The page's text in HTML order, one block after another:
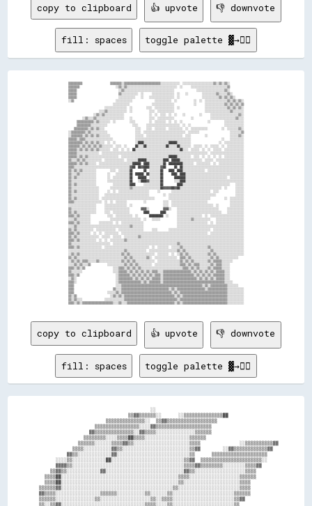
copy to clipboard 👍 upvote 👎 downvote
fill: spaces toggle palette ▓→✊🏽
▒▒▒▒▒▒▒▒▒▒                    ▒▒▒▒▒▒▒▒░░▒▒▒▒▒▒▒▒▒▒▒▒▒▒▒▒▒▒▒▒▒▒▒▒▒▒░░░░░░░░░░░░░░  ░░░░░░░░░░░░░░░░░░░░░░▒▒░░▒▒░░▒▒░░
▒▒▒▒▒▒▒▒                          ░░▒▒░░▒▒░░░░░░░░░░░░░░░░░░░░░░░░░░░░░░░░░░░░  ░░      ░░░░░░░░░░░░░░░░░░░░░░░░░░▒▒
▒▒▒▒▒▒                              ░░▒▒░░░░░░░░░░░░░░░░░░░░░░░░░░░░░░░░░░░░                ░░░░░░░░░░░░░░░░░░░░▒▒░░
▒▒▒▒▒▒                              ▒▒░░░░░░░░░░░░  ░░      ░░░░░░░░░░░░░░░░  ░░    ░░          ░░░░░░░░░░▒▒░░░░░░▒▒░░
▒▒▒▒▒▒                              ░░░░░░░░░░░░    ░░    ░░░░░░░░░░░░░░░░░░  ░░                ░░░░░░░░░░░░▒▒░░▒▒░░▒▒░░
░░▒▒                              ░░░░░░░░░░░░                ░░░░░░░░░░░░  ░░            ░░  ░░  ░░░░░░░░░░░░░░░░▒▒░░▒▒░░▒▒░░
                                ░░░░░░░░░░░░                ░░░░░░░░░░░░░░░░              ░░      ░░░░░░░░░░░░░░▒▒░░▒▒░░▒▒░░▒▒
                          ░░░░░░░░░░░░░░░░  ░░          ░░░░  ░░░░░░░░░░░░░░  ░░                  ░░░░░░░░░░░░░░░░▒▒░░▒▒░░▒▒░░
                      ░░░░▒▒░░░░░░░░░░░░░░  ░░            ░░░░  ░░░░░░░░░░░░                      ░░░░░░░░░░░░░░░░░░▒▒░░░░░░░░
                  ░░▒▒░░▒▒░░░░░░░░░░░░░░                  ░░  ░░  ░░░░  ░░  ░░    ░░          ░░      ░░░░░░░░░░░░░░░░░░░░▒▒░░
          ░░▒▒░░░░▒▒░░░░░░░░░░░░░░░░░░░░    ░░            ░░░░  ░░░░░░░░░░░░            ░░            ░░░░░░░░░░░░░░░░░░▒▒░░░░
      ▒▒▒▒▒▒▒▒▒▒▒▒░░▒▒░░░░░░░░  ░░          ░░░░          ░░  ░░░░░░░░  ░░  ░░  ░░                  ░░          ░░░░░░░░░░░░░░
      ▒▒▒▒▒▒▒▒▒▒░░░░░░░░░░░░                  ░░░░      ░░░░░░░░░░░░░░░░░░░░░░░░  ░░  ░░                        ░░░░░░░░░░░░░░
    ▒▒▒▒▒▒▒▒▒▒░░▒▒░░▒▒░░░░                      ░░░░    ░░░░  ░░░░░░░░  ░░░░░░░░░░  ░░  ░░░░░░░░░░░░          ░░  ░░░░░░░░▒▒░░
░░▒▒▒▒▒▒▒▒▒▒░░▒▒░░░░░░░░░░░░                    ░░░░  ░░░░░░░░░░░░░░░░░░░░░░░░░░░░░░  ░░░░░░░░                      ░░░░░░░░▒▒
░░▒▒▒▒▒▒▒▒░░▒▒░░▒▒░░▒▒░░░░░░░░                  ░░░░░░  ░░░░░░░░░░░░░░░░░░░░░░░░░░  ░░░░          ░░                ░░░░░░▒▒░░
▒▒▒▒▒▒░░▒▒▒▒░░░░░░░░░░░░░░░░░░░░                ░░░░░░░░░░░░░░░░░░░░░░░░░░░░░░░░░░░░░░░░                      ░░    ░░░░░░░░░░
▒▒▒▒▒▒▒▒▒▒░░▒▒░░▒▒░░▒▒░░░░  ░░  ░░              ░░████░░░░░░░░░░░░░░░░░░██████░░░░░░░░░░                    ░░  ░░░░░░░░░░░░░░
▒▒▒▒▒▒▒▒░░▒▒░░▒▒░░▒▒░░▒▒░░░░░░░░  ░░░░  ░░      ██░░░░██░░░░░░░░░░░░░░██░░░░░░██░░░░░░░░  ░░░░░░  ░░  ░░░░░░  ░░  ░░░░░░░░░░░░
▒▒▒▒▒▒░░▒▒░░▒▒░░▒▒░░▒▒░░░░░░░░  ░░░░  ░░  ░░  ██░░░░░░░░░░░░░░░░░░░░░░░░░░░░░░░░██░░░░  ░░░░░░  ░░  ░░  ░░░░░░  ░░░░░░░░░░░░░░
▒▒▒▒▒▒░░░░░░░░░░░░░░░░  ░░░░░░░░░░░░░░░░░░░░░░░░░░░░░░░░░░░░░░░░░░░░░░░░░░░░░░░░░░░░░░░░░░░░░░░░░░░░  ░░░░░░░░░░░░░░░░░░░░░░░░
▒▒▒▒▒▒░░▒▒░░▒▒░░░░░░░░░░░░░░░░░░░░░░  ░░░░░░░░░░░░░░░░░░░░░░░░░░░░░░░░░░██████░░░░░░░░░░  ░░░░  ░░  ░░  ░░  ░░  ░░░░░░░░░░░░░░
▒▒░░░░▒▒░░▒▒░░░░░░░░░░░░  ░░░░░░░░░░░░░░  ░░░░░░░░██████░░░░░░░░░░░░████  ██████░░░░░░░░░░░░░░░░  ░░░░░░  ░░░░░░░░░░░░░░░░░░░░
▒▒▒▒▒▒░░▒▒░░▒▒░░░░░░  ░░░░░░░░░░░░░░░░░░░░░░░░██████  ████░░░░░░░░░░██  ██████████░░░░░░░░  ░░░░░░░░░░  ░░  ░░░░░░░░░░░░░░░░░░
▒▒▒▒░░░░░░░░░░░░░░░░░░░░░░░░░░░░░░░░░░░░░░░░▓▓██  ██▓▓████░░░░░░░░▓▓██      ██  ██░░░░░░░░░░░░░░░░░░░░░░░░░░░░░░░░░░░░░░░░░░░░
▒▒░░▒▒░░▒▒░░░░░░░░░░          ░░░░  ░░░░░░░░██        ██  ░░░░░░░░██    ████  ████░░░░░░░░░░░░░░░░  ░░░░░░░░░░░░░░░░░░░░░░░░░░
▒▒░░░░▒▒░░░░░░░░░░░░        ░░    ░░░░░░░░░░██  ██████  ██░░░░░░░░██      ████  ████░░░░░░░░░░░░░░░░░░░░░░░░░░░░░░░░░░░░░░░░░░
▒▒░░▒▒░░░░░░░░░░░░░░        ░░  ░░░░░░░░░░░░██    ██████  ░░░░░░░░██        ████████░░░░░░░░░░░░░░░░░░░░░░░░░░░░░░  ░░░░░░░░░░
▒▒░░░░░░░░░░░░░░░░░░        ░░░░░░░░░░░░░░░░██    ░░████▓▓░░░░░░░░██        ░░░░████░░░░░░░░░░░░░░░░░░░░░░░░░░░░░░░░░░░░░░░░░░
▒▒░░▒▒░░░░░░░░░░░░░░            ░░░░░░░░░░░░████      ░░░░░░░░░░░░██          ████░░░░░░░░░░░░░░░░░░░░░░░░░░░░░░░░░░    ░░░░░░
▒▒░░░░░░░░░░░░░░░░░░░░        ░░░░░░░░░░░░░░▒▒░░░░░░░░░░░░░░░░░░░░██▓▓▓▓▓▓██▓▓██░░░░░░░░░░░░░░░░░░░░░░░░░░░░░░  ░░      ░░░░░░
▒▒░░▒▒░░░░░░░░░░░░░░░░      ░░  ░░  ░░░░░░░░░░░░░░░░░░░░░░      ░░        ░░░░░░░░░░░░░░░░░░░░░░░░░░░░  ░░░░            ░░░░░░
▒▒░░░░░░░░░░░░░░░░░░░░    ░░░░░░░░░░░░░░░░░░░░░░░░░░░░░░░░          ░░  ░░░░░░░░░░░░░░░░░░░░░░░░░░░░░░░░░░              ░░░░░░
▒▒░░▒▒░░░░░░░░░░░░░░░░  ░░░░░░░░░░░░░░░░░░░░░░░░░░░░░░░░░░░░░░          ░░░░░░░░░░░░░░░░░░░░░░░░░░░░░░          ░░  ░░░░░░░░░░
▒▒▒▒░░░░░░░░░░░░░░░░░░░░  ░░  ░░  ░░░░░░░░            ░░            ░░░░  ░░░░░░░░░░░░░░░░░░░░░░░░░░                ░░░░░░░░░░
▒▒░░░░░░░░░░░░░░░░░░      ░░░░░░░░░░░░░░░░░░        ▓▓▓▓░░          ▓▓▓▓░░    ░░░░░░░░░░░░░░░░░░░░░░░░░░░░░░      ░░░░░░░░░░░░
▒▒░░▒▒░░░░░░░░░░░░░░      ░░░░  ░░░░░░░░░░░░          ████        ████        ░░░░░░░░░░░░░░░░░░░░░░░░░░░░░░░░    ░░░░░░░░░░░░
▒▒▒▒░░▒▒░░░░░░░░            ░░░░  ░░░░░░░░░░░░  ░░        ██████████  ░░      ░░░░░░░░░░░░░░░░░░  ░░  ░░░░░░░░░░░░░░░░░░░░░░░░
░░░░▒▒░░░░░░░░░░              ░░░░░░░░░░░░░░░░░░░░░░  ░░    ░░░░░░            ░░░░░░░░░░▒▒░░░░░░░░░░░░    ░░░░░░░░░░░░░░░░░░░░
▒▒▒▒░░▒▒░░░░░░░░      ░░░░░░░░░░  ░░  ░░░░░░░░░░░░░░░░                        ░░░░░░░░░░░░░░░░░░░░░░  ░░  ░░░░░░░░░░░░░░░░░░░░
░░░░▒▒░░░░░░░░░░░░░░░░░░░░░░░░░░░░░░░░░░░░░░▒▒░░░░░░░░                        ░░░░░░░░░░░░░░░░░░░░░░░░░░░░░░░░░░░░░░░░░░░░░░░░
▒▒░░▒▒░░░░░░░░░░░░  ░░░░░░░░░░░░░░  ░░░░░░░░░░░░░░░░░░      ░░░░        ░░░░░░░░░░░░░░░░░░░░░░░░░░░░░░  ░░░░░░░░░░░░░░░░░░░░░░
▒▒▒▒░░▒▒░░░░░░░░  ░░  ░░  ░░░░░░░░░░  ░░░░░░░░░░░░░░░░░░░░░░░░░░░░░░░░░░░░░░░░░░░░░░░░░░░░░░░░░░░░░░  ░░░░░░░░░░░░░░░░░░░░░░░░
▒▒░░▒▒░░░░░░░░░░░░░░░░  ░░░░░░  ░░░░░░  ░░░░░░░░░░▒▒░░░░░░░░░░░░░░░░░░░░░░░░░░░░░░░░░░░░░░░░░░░░░░░░░░░░░░░░░░░░░░░░░░░░░░░░░░
▒▒▒▒░░▒▒░░░░░░░░░░░░  ░░  ░░  ░░░░░░░░░░▒▒░░░░░░░░░░░░░░░░░░░░░░░░░░░░░░░░░░░░░░░░░░░░░░░░░░░░░░░░░░░░░░░░░░░░░░░░░░░░░░░░░░░░
▒▒░░░░░░░░░░░░░░░░░░░░░░░░░░░░  ░░░░░░░░░░░░░░░░░░░░░░░░░░░░░░░░░░░░░░░░░░░░░░▒▒░░░░░░░░░░░░░░░░░░░░░░░░░░░░░░░░░░░░░░░░░░░░░░
▒▒▒▒░░▒▒░░░░░░░░░░░░░░░░  ░░░░░░░░░░░░░░░░░░░░░░░░░░░░░░░░  ░░  ░░░░░░░░  ░░░░░░▒▒░░░░░░░░░░░░░░░░░░▒▒░░░░░░░░░░░░░░░░░░░░░░░░
░░░░░░░░░░░░░░░░░░░░░░░░░░░░░░░░░░░░░░░░▒▒░░░░░░░░░░░░░░  ░░░░░░░░░░░░░░░░░░░░▒▒░░▒▒░░░░░░░░░░░░░░░░░░▒▒░░░░░░░░░░░░░░░░░░░░░░
░░▒▒░░▒▒░░░░░░░░░░░░░░░░░░░░░░░░░░░░░░▒▒░░▒▒░░░░░░░░░░░░░░░░░░  ░░░░░░░░  ░░  ░░▒▒░░▒▒░░░░░░░░░░░░░░▒▒░░▒▒░░░░░░░░░░░░░░░░░░░░
▒▒░░▒▒░░░░░░░░░░░░░░░░░░░░░░░░░░░░░░░░░░▒▒░░▒▒░░░░░░░░░░▒▒░░  ░░░░░░░░░░░░░░░░  ▒▒▒▒░░▒▒░░░░░░░░░░░░░░▒▒░░▒▒░░░░░░░░░░░░░░
░░▒▒░░▒▒░░▒▒▒▒░░░░░░▒▒░░░░░░░░░░░░░░░░▒▒░░▒▒░░▒▒░░░░░░░░░░░░░░  ░░░░░░░░░░░░░░░░▒▒░░▒▒░░▒▒░░░░░░░░░░▒▒░░▒▒▒▒▒▒░░░░░░░░
░░░░▒▒░░▒▒░░░░▒▒            ░░░░░░░░░░░░▒▒░░▒▒░░▒▒░░░░░░░░░░  ░░░░░░░░░░░░░░░░░░▒▒▒▒░░▒▒░░▒▒▒▒░░░░░░░░▒▒░░▒▒▒▒░░░░░░
▒▒▒▒░░▒▒░░▒▒                    ░░░░▒▒▒▒░░▒▒░░▒▒░░▒▒░░░░░░░░░░░░░░░░░░░░░░░░░░░░░░▒▒▒▒░░▒▒░░▒▒░░░░░░▒▒░░▒▒▒▒▒▒░░░░░░
▒▒░░░░░░░░                      ░░░░▒▒▒▒▒▒░░▒▒░░▒▒░░▒▒░░▒▒░░▒▒▒▒░░░░▒▒▒▒▒▒▒▒▒▒▒▒▒▒▒▒▒▒▒▒░░▒▒░░▒▒░░▒▒░░▒▒░░▒▒▒▒▒▒░░░░
▒▒▒▒░░▒▒                          ░░▒▒▒▒▒▒▒▒░░▒▒░░▒▒░░▒▒░░▒▒░░▒▒▒▒░░▒▒▒▒▒▒▒▒▒▒▒▒▒▒▒▒▒▒▒▒▒▒░░▒▒░░▒▒░░▒▒░░▒▒▒▒▒▒▒▒░░░░
░░▒▒░░                            ░░▒▒▒▒▒▒▒▒▒▒░░▒▒░░▒▒░░▒▒░░▒▒▒▒▒▒░░▒▒▒▒▒▒▒▒▒▒▒▒▒▒▒▒▒▒▒▒▒▒▒▒░░▒▒░░▒▒░░▒▒░░▒▒▒▒▒▒░░░░
▒▒▒▒░░                            ░░▒▒▒▒▒▒▒▒▒▒▒▒▒▒▒▒░░▒▒░░▒▒▒▒▒▒▒▒░░▒▒▒▒▒▒▒▒▒▒▒▒▒▒▒▒▒▒▒▒▒▒▒▒▒▒▒▒▒▒▒▒▒▒▒▒▒▒▒▒▒▒▒▒░░░░░░
▒▒▒▒                              ░░░░▒▒▒▒▒▒▒▒▒▒▒▒▒▒▒▒▒▒▒▒▒▒▒▒▒▒▒▒▒▒▒▒▒▒▒▒▒▒▒▒▒▒▒▒▒▒▒▒▒▒▒▒▒▒▒▒▒▒░░▒▒░░▒▒▒▒▒▒▒▒▒▒▒▒░░░░░░░░
▒▒▒▒                            ▒▒░░░░▒▒▒▒▒▒▒▒▒▒▒▒▒▒▒▒▒▒▒▒▒▒▒▒▒▒▒▒▒▒▒▒▒▒░░▒▒░░▒▒▒▒▒▒▒▒▒▒▒▒▒▒▒▒▒▒▒▒░░▒▒▒▒▒▒▒▒▒▒▒▒▒▒░░░░░░░░░░░░
▒▒▒▒                        ░░░░░░▒▒░░▒▒▒▒▒▒▒▒▒▒▒▒▒▒▒▒▒▒▒▒▒▒▒▒▒▒▒▒▒▒▒▒▒▒▒▒░░▒▒░░▒▒▒▒▒▒▒▒▒▒▒▒▒▒▒▒▒▒▒▒▒▒▒▒▒▒▒▒▒▒▒▒▒▒░░░░░░░░░░░░
▒▒░░▒▒                        ░░▒▒░░▒▒░░▒▒▒▒▒▒▒▒▒▒▒▒▒▒▒▒▒▒▒▒▒▒▒▒▒▒▒▒▒▒▒▒▒▒▒▒░░▒▒░░▒▒▒▒▒▒▒▒▒▒▒▒▒▒▒▒▒▒▒▒▒▒▒▒▒▒▒▒▒▒▒▒░░░░░░░░░░░░
▒▒░░▒▒░░░░                ░░░░░░░░░░░░░░▒▒▒▒▒▒▒▒▒▒▒▒▒▒▒▒▒▒▒▒▒▒▒▒▒▒▒▒▒▒▒▒▒▒▒▒▒▒░░▒▒▒▒▒▒▒▒▒▒▒▒▒▒▒▒▒▒▒▒▒▒▒▒▒▒▒▒▒▒▒▒▒▒░░░░░░░░░░░░
copy to clipboard 👍 upvote 👎 downvote
fill: spaces toggle palette ▓→✊🏽
                                          ░░
                                  ▒▒▓▓▒▒▒▒▒▒░░      ░░▒▒▒▒▒▒▒▒▒▒▒▒▒▒██
                          ▒▒▒▒▒▒▒▒▒▒▒▒▒▒░░  ▒▒▓▓▒▒▒▒▒▒▒▒▒▒▒▒▒▒▒▒▒▒
                      ▒▒▒▒▒▒▒▒▒▒▒▒▒▒▒▒░░░░▓▓▒▒▒▒▒▒▒▒▒▒▒▒▒▒▒▒▒▒▒▒
                    ▓▓▒▒▒▒▒▒▒▒▒▒▒▒▒▒░░▓▓▒▒▒▒░░░░░░░░░░░░░░▒▒▒▒▒▒
                  ▒▒▒▒▒▒▒▒░░░░▒▒▒▒██▒▒▒▒░░░░░░░░░░░░░░░░▒▒▒▒▒▒
                ▒▒▒▒▒▒░░░░░░▒▒▒▒▓▓▒▒░░░░░░░░░░░░░░░░░░░░▒▒▒▒              ░░▒▒▒▒▒▒▒▒▒▒▓▓
              ▒▒▒▒░░░░░░░░░░▓▓▒▒░░░░░░░░░░░░░░░░░░░░░░░░▒▒▓▓        ░░▓▓▒▒▒▒▒▒▒▒▒▒▒▒▓▓
            ▓▓▒▒░░░░░░░░░░░░▓▓░░░░░░░░░░░░░░░░░░░░░░░░░░▒▒      ▒▒▒▒▒▒▒▒▒▒▒▒▒▒▒▒▒▒▒▒
        ░░░░▒▒░░░░░░░░░░░░██░░░░░░░░░░░░░░░░░░░░░░░░░░▒▒▓▓  ▒▒▒▒▒▒▒▒▒▒▒▒▒▒▒▒▒▒▒▒▒▒░░
        ▓▓▓▓▒▒░░░░░░░░░░░░░░░░░░░░░░░░░░░░░░░░░░░░░░░░▒▒▒▒▓▓▒▒▒▒▒▒▒▒░░░░░░░░▒▒▒▒▓▓
      ▒▒▓▓▒▒░░░░░░░░░░░░▓▓░░░░░░░░░░░░░░░░░░░░░░░░░░░░▓▓▒▒░░░░░░░░░░░░░░░░░░▒▒▒▒
    ▒▒▒▒██░░░░░░░░░░░░░░░░░░░░░░░░░░░░░░░░░░░░░░░░░░▒▒▒▒░░░░░░░░░░░░░░░░░░▒▒▒▒▒▒
    ▒▒▒▒██░░░░░░░░░░░░░░░░░░░░░░░░░░░░░░░░░░░░░░░░░░▒▒░░░░░░░░░░░░░░░░░░░░▒▒▒▒
  ▒▒▒▒▒▒▓▓░░░░░░░░░░░░░░░░░░░░░░░░░░░░░░░░░░░░░░░░▒▒░░░░░░░░░░░░░░░░░░░░░░▒▒▒▒
  ▓▓▒▒▒▒░░░░░░░░░░░░░░░░▒▒▒▒▒▒░░░░░░░░░░▒▒░░░░░░▒▒░░░░░░░░░░░░░░░░░░░░░░▒▒▒▒▒▒
  ▒▒▒▒▒▒░░░░░░░░░░░░░░▒▒░░░░░░░░░░░░░░░░░░▒▒░░▒▒▒▒░░░░░░░░░░░░░░░░░░░░░░▒▒▓▓